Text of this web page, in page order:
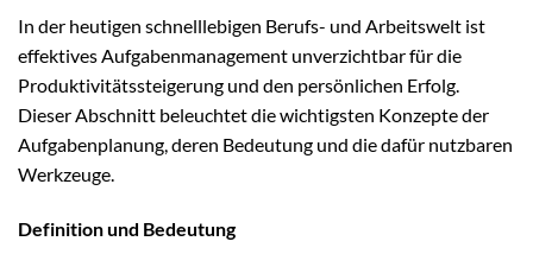
In der heutigen schnelllebigen Berufs- und Arbeitswelt ist
effektives Aufgabenmanagement unverzichtbar für die
Produktivitätssteigerung und den persönlichen Erfolg.
Dieser Abschnitt beleuchtet die wichtigsten Konzepte der
Aufgabenplanung, deren Bedeutung und die dafür nutzbaren
Werkzeuge.
Definition und Bedeutung